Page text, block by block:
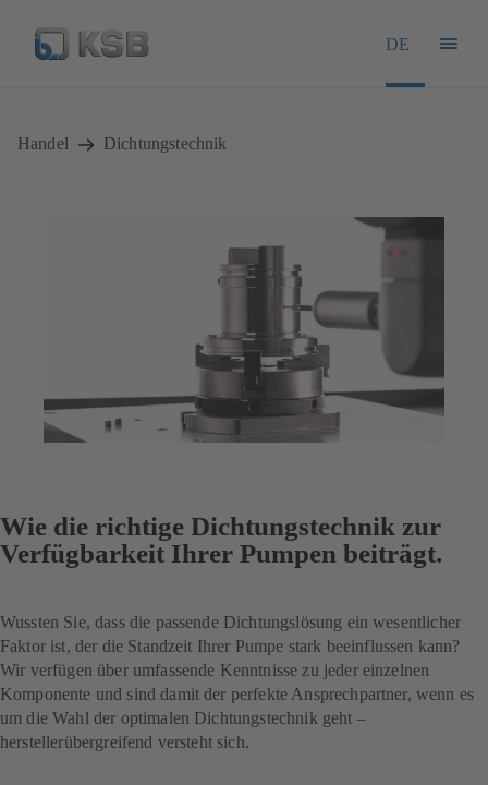
DE
Handel Dichtungstechnik
Wie die richtige Dichtungstechnik zur
Verfügbarkeit Ihrer Pumpen beiträgt.
Wussten Sie, dass die passende Dichtungslösung ein wesentlicher
Faktor ist, der die Standzeit Ihrer Pumpe stark beeinflussen kann?
Wir verfügen über umfassende Kenntnisse zu jeder einzelnen
Komponente und sind damit der perfekte Ansprechpartner, wenn es
um die Wahl der optimalen Dichtungstechnik geht –
herstellerübergreifend versteht sich.